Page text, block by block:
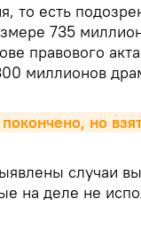
то есть
735
правового
миллионов
но
случаи
на деле не